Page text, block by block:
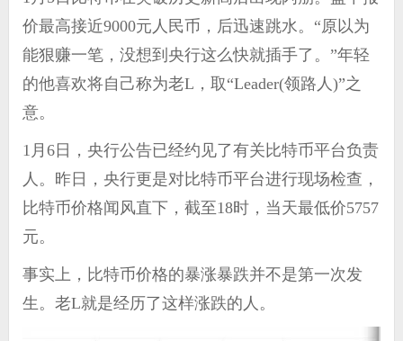
价最高接近9000元人民币，后迅速跳水。“原以为
能狠赚一笔，没想到央行这么快就插手了。”年轻
的他喜欢将自己称为老L，取“Leader(领路人)”之
意。
1月6日，央行公告已经约见了有关比特币平台负责
人。昨日，央行更是对比特币平台进行现场检查，
比特币价格闻风直下，截至18时，当天最低价5757
元。
事实上，比特币价格的暴涨暴跌并不是第一次发
生。老L就是经历了这样涨跌的人。